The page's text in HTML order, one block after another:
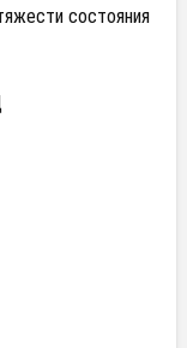
состояния